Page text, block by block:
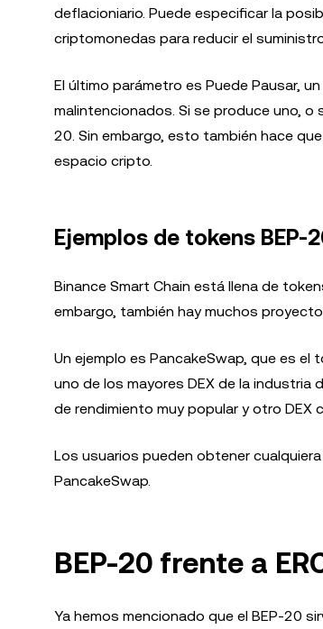
deflacioniario. Puede especificar la
criptomonedas para reducir el
El último parámetro es Puede Pausar,
malintencionados. Si se produce uno,
20. Sin embargo, esto también hace
espacio cripto.
Ejemplos de tokens BEP-
Binance Smart Chain está llena de
embargo, también hay muchos
Un ejemplo es PancakeSwap, que es el
uno de los mayores DEX de la
de rendimiento muy popular y otro DEX
Los usuarios pueden obtener
PancakeSwap.
BEP-20 frente a
Ya hemos mencionado que el BEP-20